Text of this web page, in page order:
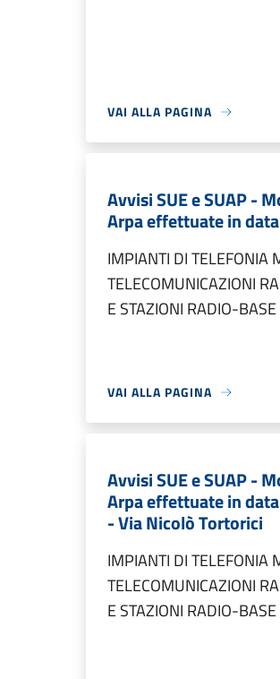
VAI ALLA PAGINA
Avvisi SUE e SUAP -
Arpa effettuate in
IMPIANTI DI TELEFONIA
TELECOMUNICAZIONI
E STAZIONI RADIO-BASE
VAI ALLA PAGINA
Avvisi SUE e SUAP -
Arpa effettuate in
- Via Nicolò Tortorici
IMPIANTI DI TELEFONIA
TELECOMUNICAZIONI
E STAZIONI RADIO-BASE